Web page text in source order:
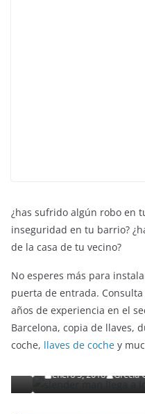
¿has sufrido algún robo en
inseguridad en tu barrio?
de la casa de tu vecino?
No esperes más para
puerta de entrada.
años de experiencia en el
Barcelona, copia de llaves,
coche, llaves de coche y
ENTRETENIMIENTO Y
Slender Man llega al
detalles
enero 3, 2018 Grecia